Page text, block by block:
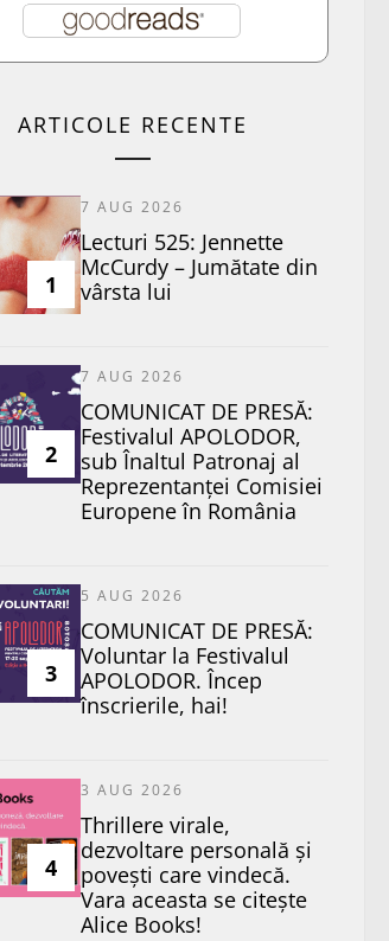
ARTICOLE RECENTE
1
7 AUG 2026
Lecturi 525: Jennette
McCurdy – Jumătate din
vârsta lui
2
7 AUG 2026
COMUNICAT DE PRESĂ:
Festivalul APOLODOR,
sub Înaltul Patronaj al
Reprezentanței Comisiei
Europene în România
3
5 AUG 2026
COMUNICAT DE PRESĂ:
Voluntar la Festivalul
APOLODOR. Încep
înscrierile, hai!
4
3 AUG 2026
Thrillere virale,
dezvoltare personală și
povești care vindecă.
Vara aceasta se citește
Alice Books!